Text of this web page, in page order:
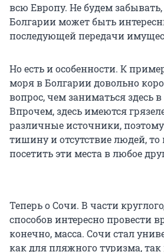
всю Европу. Не будем
Болгарии может быть
последующей передачи
Но есть и особенности. К
моря в Болгарии довольно
вопрос, чем заниматься здесь
Впрочем, здесь имеются
различные источники,
тишину и отсутствие людей,
посетить эти места в любое
Теперь о Сочи. В части
способов интересно провести
конечно, масса. Сочи стал
как для пляжного туризма,